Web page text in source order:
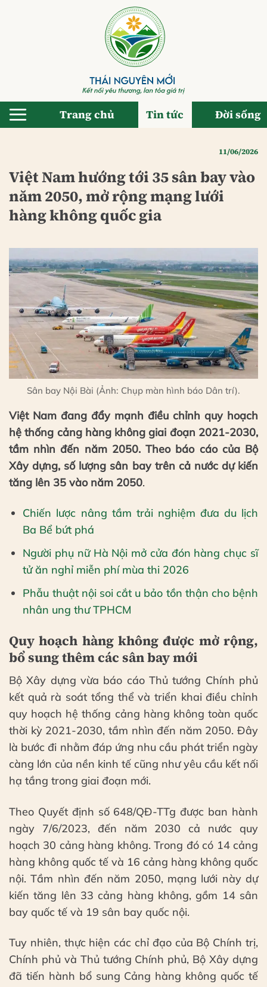
Trang chủ Tin tức Đời sống
11/06/2026
Việt Nam hướng tới 35 sân bay vào
năm 2050, mở rộng mạng lưới
hàng không quốc gia
Sân bay Nội Bài (Ảnh: Chụp màn hình báo Dân trí).
Việt Nam đang đẩy mạnh điều chỉnh quy hoạch
hệ thống cảng hàng không giai đoạn 2021-2030,
tầm nhìn đến năm 2050. Theo báo cáo của Bộ
Xây dựng, số lượng sân bay trên cả nước dự kiến
tăng lên 35 vào năm 2050.
Chiến lược nâng tầm trải nghiệm đưa du lịch
Ba Bể bứt phá
Người phụ nữ Hà Nội mở cửa đón hàng chục sĩ
tử ăn nghỉ miễn phí mùa thi 2026
Phẫu thuật nội soi cắt u bảo tồn thận cho bệnh
nhân ung thư TPHCM
Quy hoạch hàng không được mở rộng,
bổ sung thêm các sân bay mới
Bộ Xây dựng vừa báo cáo Thủ tướng Chính phủ
kết quả rà soát tổng thể và triển khai điều chỉnh
quy hoạch hệ thống cảng hàng không toàn quốc
thời kỳ 2021-2030, tầm nhìn đến năm 2050. Đây
là bước đi nhằm đáp ứng nhu cầu phát triển ngày
càng lớn của nền kinh tế cũng như yêu cầu kết nối
hạ tầng trong giai đoạn mới.
Theo Quyết định số 648/QĐ-TTg được ban hành
ngày 7/6/2023, đến năm 2030 cả nước quy
hoạch 30 cảng hàng không. Trong đó có 14 cảng
hàng không quốc tế và 16 cảng hàng không quốc
nội. Tầm nhìn đến năm 2050, mạng lưới này dự
kiến tăng lên 33 cảng hàng không, gồm 14 sân
bay quốc tế và 19 sân bay quốc nội.
Tuy nhiên, thực hiện các chỉ đạo của Bộ Chính trị,
Chính phủ và Thủ tướng Chính phủ, Bộ Xây dựng
đã tiến hành bổ sung Cảng hàng không quốc tế